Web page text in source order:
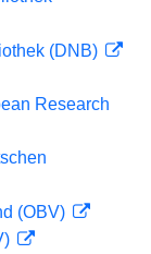
(DNB)
Research
(OBV)